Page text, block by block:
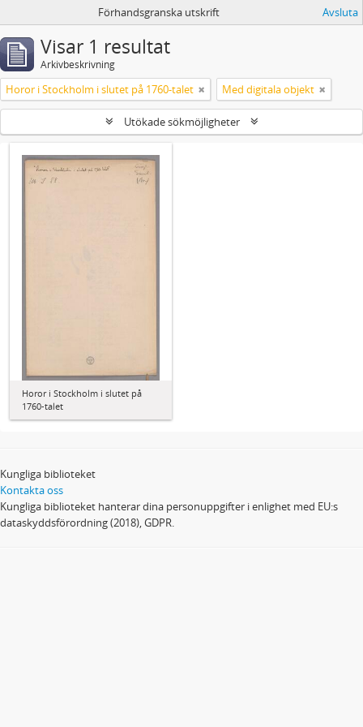
Förhandsgranska utskrift Avsluta
Visar 1 resultat
Arkivbeskrivning
Horor i Stockholm i slutet på 1760-talet Med digitala objekt
Utökade sökmöjligheter
Horor i Stockholm i slutet på
1760-talet
Kungliga biblioteket
Kontakta oss
Kungliga biblioteket hanterar dina personuppgifter i enlighet med EU:s
dataskyddsförordning (2018), GDPR.